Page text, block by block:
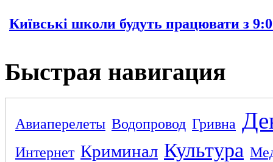
Київські школи будуть працювати з
Быстрая навигация
Авиаперелеты Водопровод Гривна
Интернет Криминал Культура